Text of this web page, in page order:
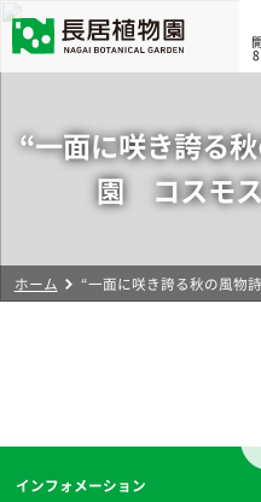
“一面に咲き誇る
園 コスモス
ホーム “一面に咲き誇る秋の風物
インフォメーション